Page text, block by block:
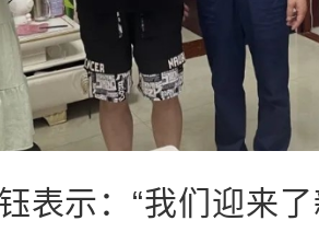
示：“我们迎来了